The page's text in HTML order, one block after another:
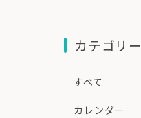
カテゴリー
すべて
カレンダー